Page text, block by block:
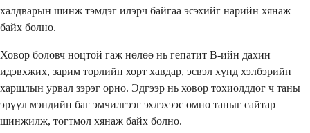
халдварын шинж тэмдэг илэрч байгаа эсэхийг нарийн хянаж
байх болно.
Ховор боловч ноцтой гаж нөлөө нь гепатит B-ийн дахин
идэвхжих, зарим төрлийн хорт хавдар, эсвэл хүнд хэлбэрийн
харшлын урвал зэрэг орно. Эдгээр нь ховор тохиолддог ч таны
эрүүл мэндийн баг эмчилгээг эхлэхээс өмнө таныг сайтар
шинжилж, тогтмол хянаж байх болно.